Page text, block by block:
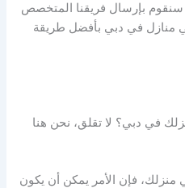
سنقوم بإرسال فريقنا المتخصص
منازل في دبي بأفضل طريقة
في دبي؟ لا تقلق، نحن هنا
فإن الأمر يمكن أن يكون